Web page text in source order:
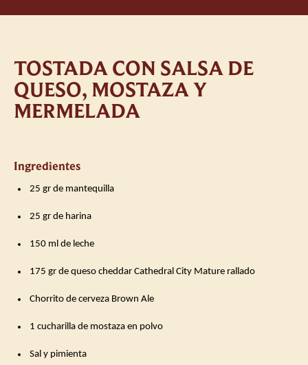
TOSTADA CON SALSA DE
QUESO, MOSTAZA Y
MERMELADA
Ingredientes
️ 25 gr de mantequilla
️ 25 gr de harina
️ 150 ml de leche
️ 175 gr de queso cheddar Cathedral City Mature rallado
️ Chorrito de cerveza Brown Ale
️ 1 cucharilla de mostaza en polvo
️ Sal y pimienta